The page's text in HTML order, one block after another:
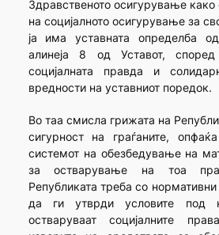
Здравственото осигурување како
на социјалното осигурување за
ја има уставната определба
алинеја 8 од Уставот, според
социјалната правда и
вредности на уставниот поредок.
Во таа смисла грижата на
сигурност на граѓаните,
системот на обезбедување на
за остварување на тоа
Републиката треба со
да ги утврди условите
остваруваат социјалните